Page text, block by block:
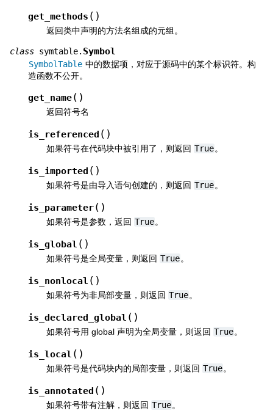
get_methods ( )
返回类中声明的方法名组成的元组。
class symtable. Symbol
SymbolTable 中的数据项，对应于源码中的某个标识符。构
造函数不公开。
get_name( )
返回符号名
is_referenced ( )
如果符号在代码块中被引用了，则返回 True。
is_imported ( )
如果符号是由导入语句创建的，则返回 True。
is_parameter( )
如果符号是参数，返回 True。
is_global ( )
如果符号是全局变量，则返回 True。
is_nonlocal ( )
如果符号为非局部变量，则返回 True。
is_declared_global ( )
如果符号用 global 声明为全局变量，则返回 True。
is_local ( )
如果符号是代码块内的局部变量，则返回 True。
is_annotated ( )
如果符号带有注解，则返回 True。